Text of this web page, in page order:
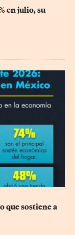
en julio, su
que sostiene a